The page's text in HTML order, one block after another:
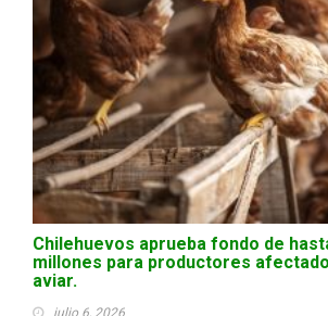
Chilehuevos aprueba fondo de
millones para productores
aviar.
julio 6, 2026